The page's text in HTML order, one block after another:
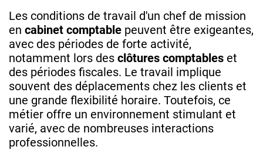
Les conditions de travail d'un chef de mission
en cabinet comptable peuvent être exigeantes,
avec des périodes de forte activité,
notamment lors des clôtures comptables et
des périodes fiscales. Le travail implique
souvent des déplacements chez les clients et
une grande flexibilité horaire. Toutefois, ce
métier offre un environnement stimulant et
varié, avec de nombreuses interactions
professionnelles.